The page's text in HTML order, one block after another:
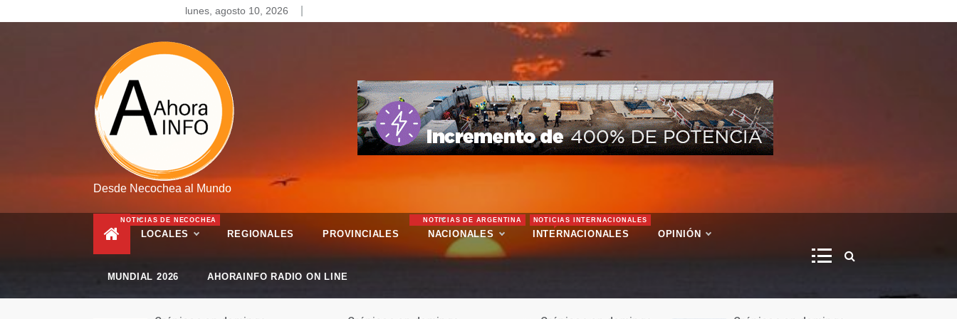
to
lunes, agosto 10, 2026
Desde Necochea al Mundo
LOCALES
NOTICIAS DE NECOCHEA
REGIONALES PROVINCIALES NACIONALES
NOTICIAS DE ARGENTINA
INTERNACIONALES
NOTICIAS INTERNACIONALES
OPINIÓN
MUNDIAL 2026 AHORAINFO RADIO ON LINE